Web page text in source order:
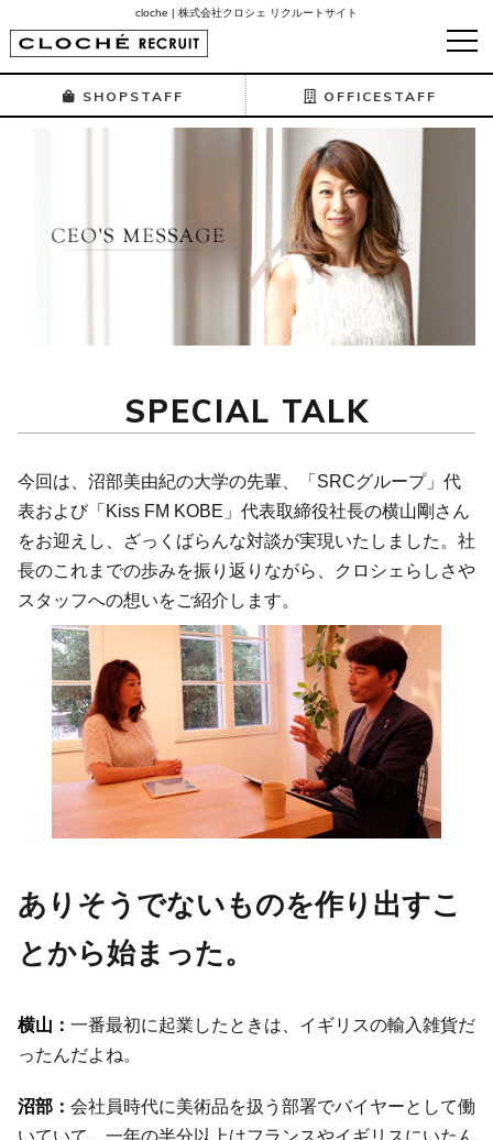
cloche | 株式会社クロシェ リクルートサイト
SHOPSTAFF OFFICESTAFF
SPECIAL TALK
今回は、沼部美由紀の大学の先輩、「SRCグループ」代
表および「Kiss FM KOBE」代表取締役社長の横山剛さん
をお迎えし、ざっくばらんな対談が実現いたしました。社
長のこれまでの歩みを振り返りながら、クロシェらしさや
スタッフへの想いをご紹介します。
ありそうでないものを作り出すこ
とから始まった。
一番最初に起業したときは、イギリスの輸入雑貨だ
ったんだよね。
会社員時代に美術品を扱う部署でバイヤーとして働
いていて、一年の半分以上はフランスやイギリスにいたん